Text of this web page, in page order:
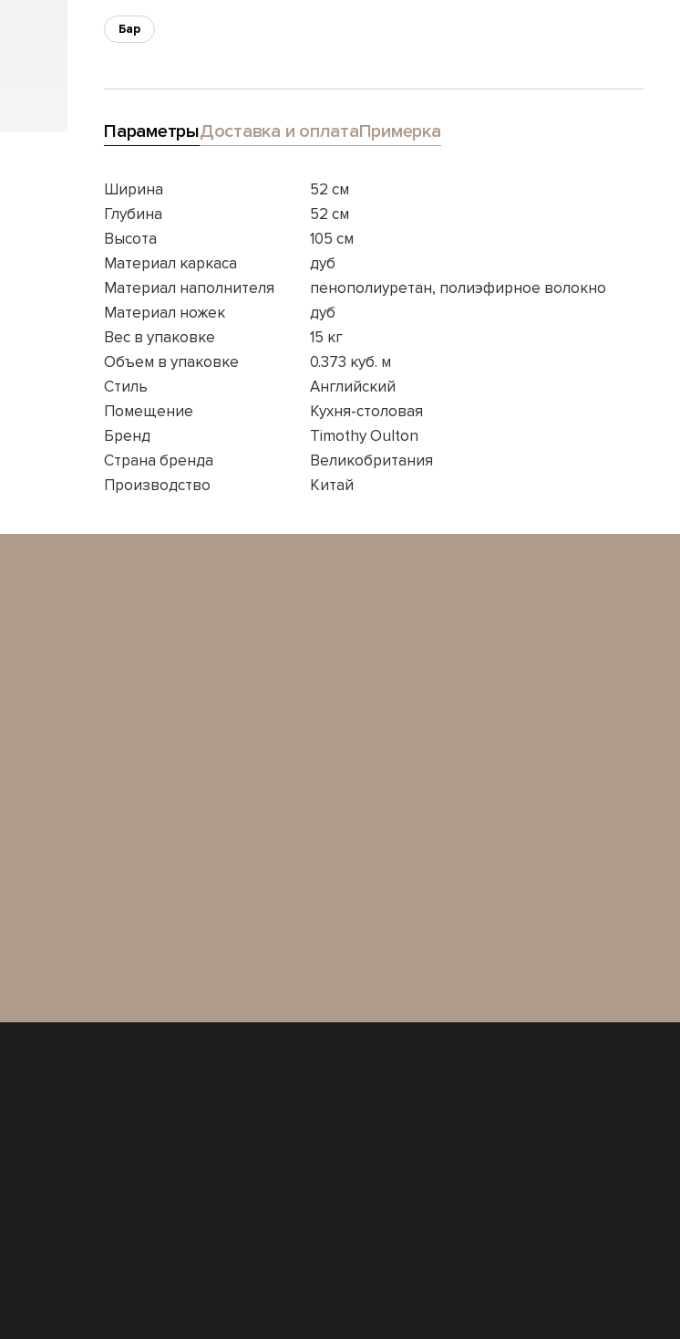
Бар
ПараметрыДоставка и оплатаПримерка
Ширина
52 см
Глубина
52 см
Высота
105 см
Материал каркаса
дуб
Материал наполнителя
пенополиуретан, полиэфирное волокно
Материал ножек
дуб
Вес в упаковке
15 кг
Объем в упаковке
0.373 куб. м
Стиль
Английский
Помещение
Кухня-столовая
Бренд
Timothy Oulton
Страна бренда
Великобритания
Производство
Китай